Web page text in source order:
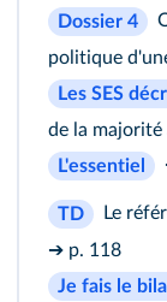
Dossier 4
politique
Les SES
de la majorité
L'essentiel
TD
Le
➔ p. 118
Je fais le